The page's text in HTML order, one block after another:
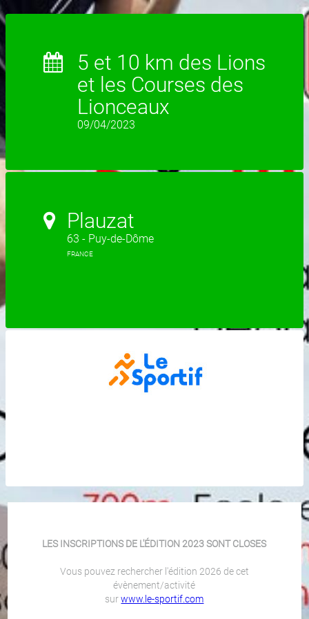
5 et 10 km des Lions
et les Courses des
Lionceaux
09/04/2023
Plauzat
63 - Puy-de-Dôme
FRANCE
LES INSCRIPTIONS DE L'ÉDITION 2023 SONT CLOSES
Vous pouvez rechercher l'édition 2026 de cet
évènement/activité
surwww.le-sportif.com